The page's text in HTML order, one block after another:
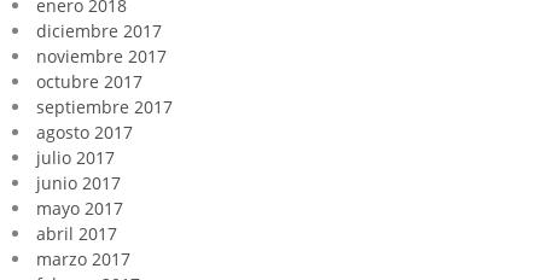
enero 2018
diciembre 2017
noviembre 2017
octubre 2017
septiembre 2017
agosto 2017
julio 2017
junio 2017
mayo 2017
abril 2017
marzo 2017